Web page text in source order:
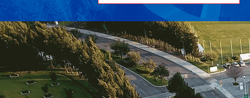
Campus Toluca alcanzó la gloria máxima
al derrotar a las Águilas de la UPAEP en
la gran final, mientras que los Leones de
la Anáhuac Querétaro aseguraron el
tercer puesto tras superar al Tec Santa
Fe. Tec Toluca impone su ritmo y alcanza
el campeonato (68-60) En el duelo
estelar por el título na